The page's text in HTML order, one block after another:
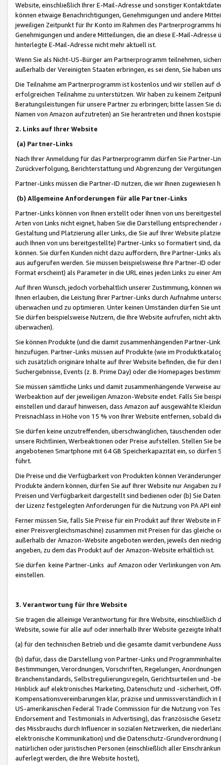
Website, einschließlich Ihrer E-Mail-Adresse und sonstiger
können etwaige Benachrichtigungen, Genehmigungen und andere
jeweiligen Zeitpunkt für Ihr Konto im Rahmen des Partnerprogramms
Genehmigungen und andere Mitteilungen, die an diese E-Mail-
hinterlegte E-Mail-Adresse nicht mehr aktuell ist.
Wenn Sie als Nicht-US-Bürger am Partnerprogramm teilnehmen,
außerhalb der Vereinigten Staaten erbringen, es sei denn, Sie haben
Die Teilnahme am Partnerprogramm ist kostenlos und wir stellen auf
erfolgreichen Teilnahme zu unterstützen. Wir haben zu keinem
Beratungsleistungen für unsere Partner zu erbringen; bitte lassen Sie
Namen von Amazon aufzutreten) an Sie herantreten und Ihnen
2. Links auf Ihrer Website
(a) Partner-Links
Nach Ihrer Anmeldung für das Partnerprogramm dürfen Sie Partner-
Zurückverfolgung, Berichterstattung und Abgrenzung der
Partner-Links müssen die Partner-ID nutzen, die wir Ihnen zugewiesen
(b) Allgemeine Anforderungen für alle Partner-Links
Partner-Links können von Ihnen erstellt oder Ihnen von uns
Arten von Links nicht eignet, haben Sie die Darstellung
Gestaltung und Platzierung aller Links, die Sie auf Ihrer Website
auch Ihnen von uns bereitgestellte) Partner-Links so formatiert sind,
können. Sie dürfen Kunden nicht dazu auffordern, Ihre Partner-Links
aus aufgerufen werden. Sie müssen beispielsweise Ihre Partner-ID
Format erscheint) als Parameter in die URL eines jeden Links zu einer
Auf Ihren Wunsch, jedoch vorbehaltlich unserer Zustimmung, können
Ihnen erlauben, die Leistung Ihrer Partner-Links durch Aufnahme
überwachen und zu optimieren. Unter keinen Umständen dürfen Sie
Sie dürfen beispielsweise Nutzern, die Ihre Website aufrufen, nicht
überwachen).
Sie können Produkte (und die damit zusammenhängenden Partner-
hinzufügen. Partner-Links müssen auf Produkte (wie im
sich zusätzlich originäre Inhalte auf Ihrer Website befinden, die für
Suchergebnisse, Events (z. B. Prime Day) oder die Homepages
Sie müssen sämtliche Links und damit zusammenhängende
Werbeaktion auf der jeweiligen Amazon-Website endet. Falls Sie
einstellen und darauf hinweisen, dass Amazon auf ausgewählte
Preisnachlass in Höhe von 15 % von Ihrer Website entfernen, sobald
Sie dürfen keine unzutreffenden, überschwänglichen, täuschenden
unsere Richtlinien, Werbeaktionen oder Preise aufstellen. Stellen Sie
angebotenen Smartphone mit 64 GB Speicherkapazität ein, so dürfen
führt.
Die Preise und die Verfügbarkeit von Produkten können
Produkte ändern können, dürfen Sie auf Ihrer Website nur Angaben
Preisen und Verfügbarkeit dargestellt sind bedienen oder (b) Sie
der Lizenz festgelegten Anforderungen für die Nutzung von PA API
Ferner müssen Sie, falls Sie Preise für ein Produkt auf Ihrer Website
einer Preisvergleichsmaschine) zusammen mit Preisen für das
außerhalb der Amazon-Website angeboten werden, jeweils den
angeben, zu dem das Produkt auf der Amazon-Website erhältlich ist.
Sie dürfen keine Partner-Links auf Amazon oder Verlinkungen von
einstellen.
3. Verantwortung für Ihre Website
Sie tragen die alleinige Verantwortung für Ihre Website,
Website, sowie für alle auf oder innerhalb Ihrer Website gezeigte
(a) für den technischen Betrieb und die gesamte damit verbundene
(b) dafür, dass die Darstellung von Partner-Links und
Bestimmungen, Verordnungen, Vorschriften, Regelungen,
Branchenstandards, Selbstregulierungsregeln, Gerichtsurteilen und -
Hinblick auf elektronisches Marketing, Datenschutz und -sicherheit,
Kompensationsvereinbarungen klar, präzise und unmissverständlich
US-amerikanischen Federal Trade Commission für die Nutzung von
Endorsement and Testimonials in Advertising), das französische
des Missbrauchs durch Influencer in sozialen Netzwerken, die
elektronische Kommunikation) und die Datenschutz-
natürlichen oder juristischen Personen (einschließlich aller
auferlegt werden, die Ihre Website hostet),